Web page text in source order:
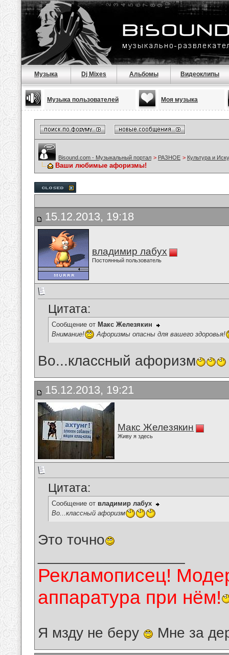
Музыка Dj Mixes Альбомы Видеоклипы
Музыка пользователей Моя музыка
Bisound.com - Музыкальный портал > РАЗНОЕ > Культура и
Ваши любимые афоризмы!
15.12.2013, 19:18
владимир лабух
Постоянный пользователь
Цитата:
Сообщение от Макс Железякин
Внимание!
Афоризмы опасны для вашего здоровья!
Во...классный афоризм
15.12.2013, 19:21
Макс Железякин
Живу я здесь
Цитата:
Сообщение от владимир лабух
Во...классный афоризм
Это точно
Рекламописец!
аппаратура при нём!
Я мзду не беру Мне за